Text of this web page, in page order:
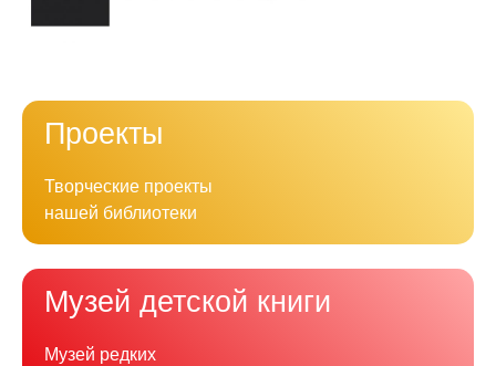
Проекты
Творческие проекты
нашей библиотеки
Музей детской книги
Музей редких